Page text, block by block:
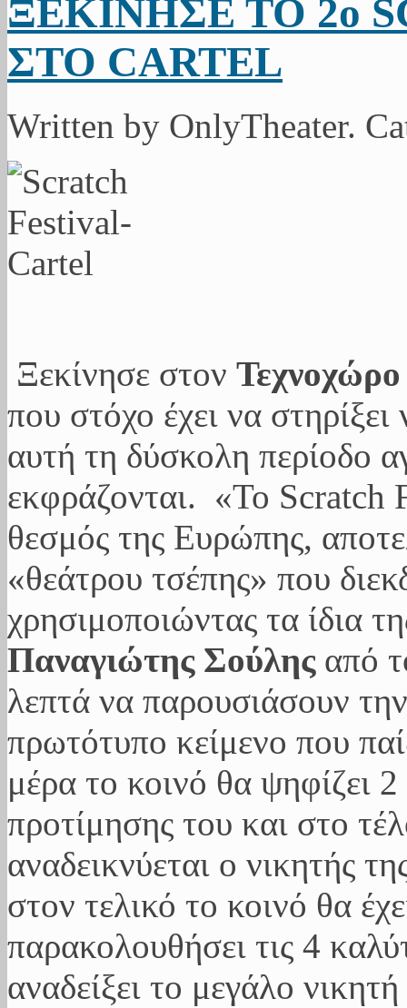
ΞΕΚΙΝΗΣΕ ΤΟ 2ο
ΣΤΟ CARTEL
Written by OnlyTheater.
Ξεκίνησε στον
που στόχο έχει να
αυτή τη δύσκολη περίοδο
εκφράζονται. «Το Scratch
θεσμός της Ευρώπης,
«θεάτρου τσέπης» που
χρησιμοποιώντας τα ίδια
Παναγιώτης Σούληςαπό
λεπτά να παρουσιάσουν
πρωτότυπο κείμενο που
μέρα το κοινό θα ψηφίζει
προτίμησης του και στο
αναδεικνύεται ο νικητής
στον τελικό το κοινό θα
παρακολουθήσει τις 4
αναδείξει το μεγάλο